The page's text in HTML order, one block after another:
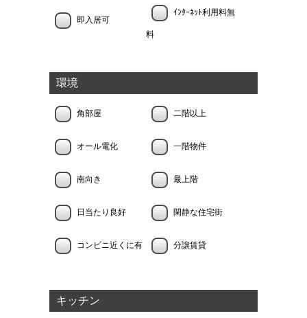
即入居可
ｲﾝﾀｰﾈｯﾄ利用料無
料
環境
角部屋 二階以上
オール電化 一階物件
南向き 最上階
日当たり良好 閑静な住宅街
コンビニ近くに有 分譲賃貸
キッチン